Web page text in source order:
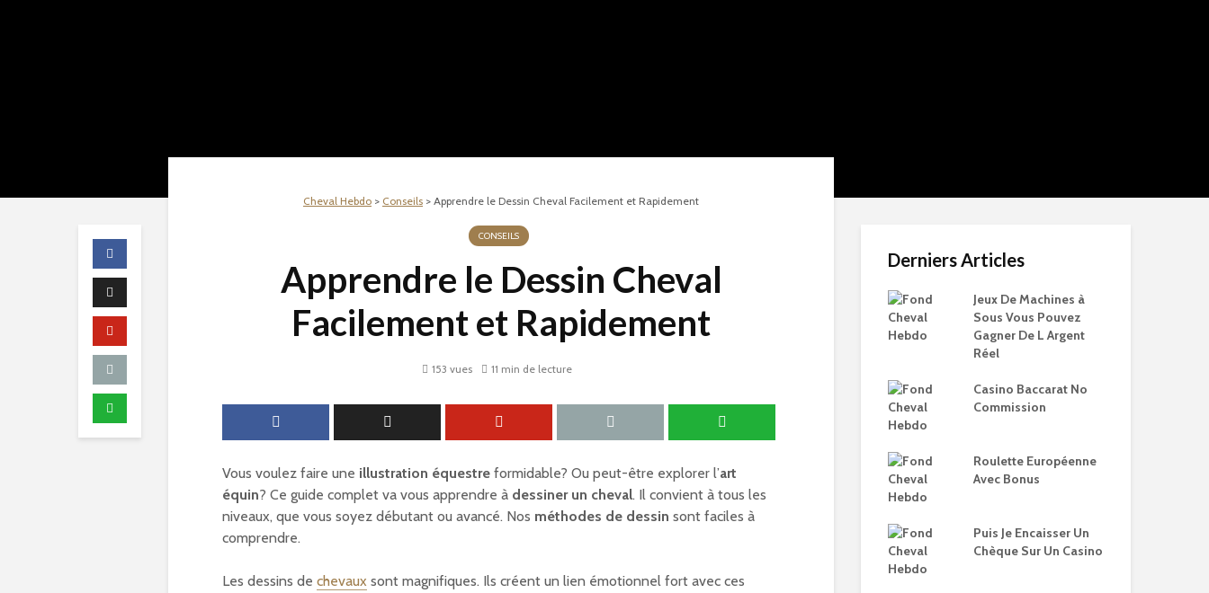
Cheval Hebdo > Conseils > Apprendre le Dessin Cheval Facilement et Rapidement
CONSEILS
Apprendre le Dessin Cheval
Facilement et Rapidement
153 vues 11 min de lecture
Vous voulez faire une illustration équestre formidable? Ou peut-être explorer l’art
équin? Ce guide complet va vous apprendre à dessiner un cheval. Il convient à tous les
niveaux, que vous soyez débutant ou avancé. Nos méthodes de dessin sont faciles à
comprendre.
Les dessins de chevaux sont magnifiques. Ils créent un lien émotionnel fort avec ces
Derniers Articles
Jeux De Machines à
Sous Vous Pouvez
Gagner De L Argent
Réel
Casino Baccarat No
Commission
Roulette Européenne
Avec Bonus
Puis Je Encaisser Un
Chèque Sur Un Casino